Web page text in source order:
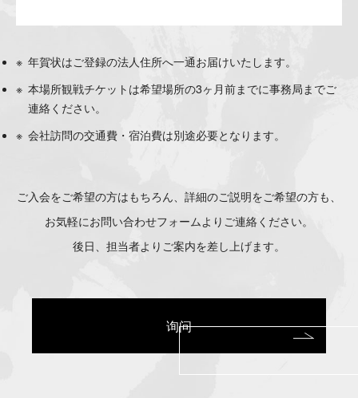
年賀状はご登録の法人住所へ一通お届けいたします。
本場所観戦チケットは希望場所の3ヶ月前までに事務局までご
連絡ください。
会社訪問の交通費・宿泊費は別途必要となります。
ご入会をご希望の方はもちろん、詳細のご説明をご希望の方も、
お気軽にお問い合わせフォームよりご連絡ください。
後日、担当者よりご案内を差し上げます。
询问